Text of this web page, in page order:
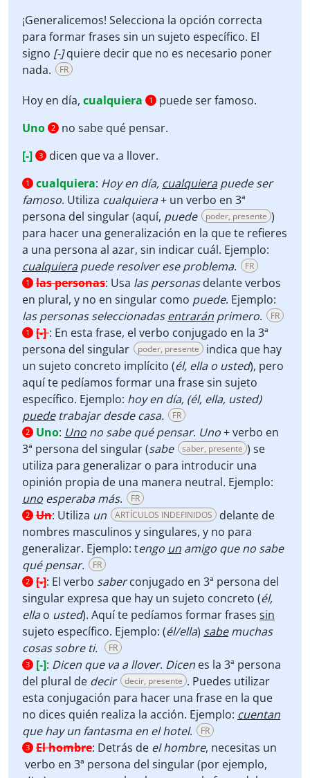
¡Generalicemos! Selecciona la opción correcta
para formar frases sin un sujeto específico. El
signo [-]quiere decir que no es necesario poner
nada.
FR
Hoy en día, cualquiera 1
puede ser famoso.
Uno 2
no sabe qué pensar.
[-] 3 dicen que va a llover.
1 cualquiera: Hoy en día, cualquierapuede ser
famoso. Utiliza cualquiera+ un verbo en 3ª
persona del singular (aquí, puede poder, presente )
para hacer una generalización en la que te refieres
a una persona al azar, sin indicar cuál. Ejemplo:
cualquierapuede resolver ese problema. FR
1 las personas: Usa las personasdelante verbos
en plural, y no en singular como puede. Ejemplo:
las personas seleccionadasentrarán primero. FR
1 [-]: En esta frase, el verbo conjugado en la 3ª
persona del singular
poder, presente
indica que hay
un sujeto concreto implícito (él, ella o usted), pero
aquí te pedíamos formar una frase sin sujeto
específico. Ejemplo: hoy en día, (él, ella, usted)
puedetrabajar desde casa. FR
2 Uno: Uno no sabe qué pensar. Uno+ verbo en
3ª persona del singular (sabe saber, presente ) se
utiliza para generalizar o para introducir una
opinión propia de una manera neutral. Ejemplo:
uno esperaba más. FR
2 Un: Utiliza un ARTÍCULOS INDEFINIDOS
delante de
nombres masculinos y singulares, y no para
generalizar. Ejemplo: tengo un amigo que no sabe
qué pensar.
FR
2 [-]: El verbo saberconjugado en 3ª persona del
singular expresa que hay un sujeto concreto (él,
ellao usted). Aquí te pedíamos formar frases sin
sujeto específico. Ejemplo: (él/ella) sabemuchas
cosas sobre ti.
FR
3 [-]: Dicen que va a llover. Dicen es la 3ª persona
del plural de decir decir, presente . Puedes utilizar
esta conjugación para hacer una frase en la que
no dices quién realiza la acción. Ejemplo: cuentan
que hay un fantasma en el hotel. FR
3 El hombre: Detrás de el hombre, necesitas un
verbo en 3ª persona del singular (por ejemplo,